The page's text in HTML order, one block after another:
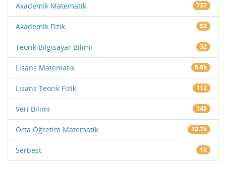
Akademik Matematik 737
Akademik Fizik 52
Teorik Bilgisayar Bilimi 32
Lisans Matematik 5.6k
Lisans Teorik Fizik 112
Veri Bilimi 145
Orta Öğretim Matematik 12.7k
Serbest 1k